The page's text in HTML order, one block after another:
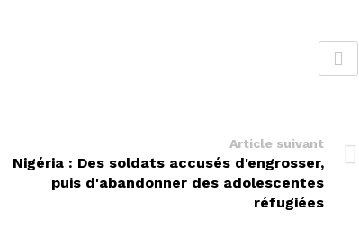
Article suivant
Nigéria : Des soldats accusés d'engrosser,
puis d'abandonner des adolescentes
réfugiées